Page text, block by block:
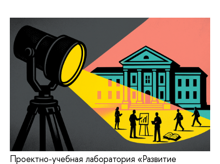
Проектно-учебная лаборатория «Развитие